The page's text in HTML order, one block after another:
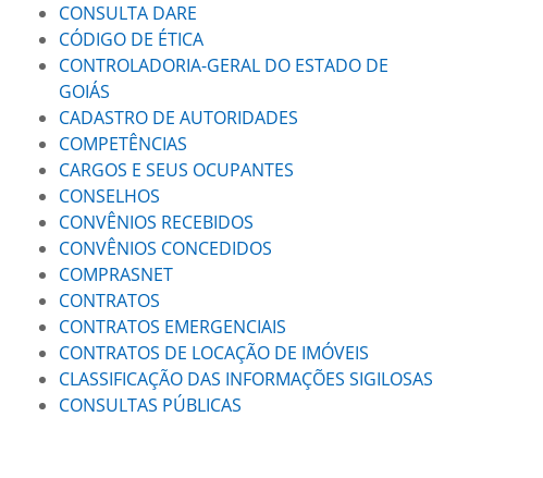
CONSULTA DARE
CÓDIGO DE ÉTICA
CONTROLADORIA-GERAL DO ESTADO DE
GOIÁS
CADASTRO DE AUTORIDADES
COMPETÊNCIAS
CARGOS E SEUS OCUPANTES
CONSELHOS
CONVÊNIOS RECEBIDOS
CONVÊNIOS CONCEDIDOS
COMPRASNET
CONTRATOS
CONTRATOS EMERGENCIAIS
CONTRATOS DE LOCAÇÃO DE IMÓVEIS
CLASSIFICAÇÃO DAS INFORMAÇÕES SIGILOSAS
CONSULTAS PÚBLICAS